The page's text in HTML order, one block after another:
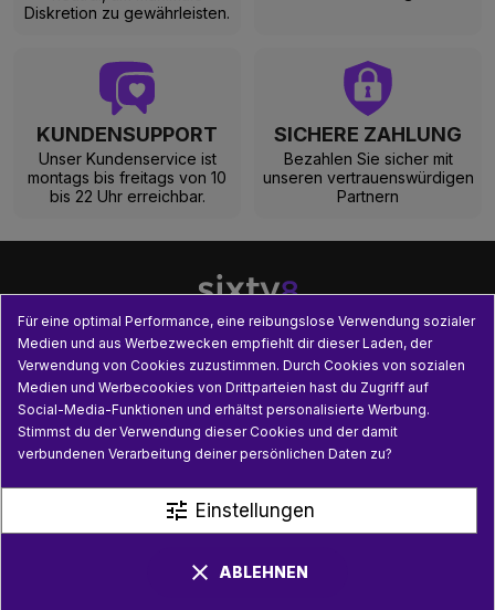
Diskretion zu gewährleisten.
KUNDENSUPPORT
Unser Kundenservice ist
montags bis freitags von 10
bis 22 Uhr erreichbar.
SICHERE ZAHLUNG
Bezahlen Sie sicher mit
unseren vertrauenswürdigen
Partnern
UNSERE PRODUKTE 
PRAKTISCHE INFORMATIONEN
NÜTZLICHE LINKS 
Für eine optimal Performance, eine reibungslose Verwendung sozialer
Medien und aus Werbezwecken empfiehlt dir dieser Laden, der
Verwendung von Cookies zuzustimmen. Durch Cookies von sozialen
Medien und Werbecookies von Drittparteien hast du Zugriff auf
Social-Media-Funktionen und erhältst personalisierte Werbung.
Stimmst du der Verwendung dieser Cookies und der damit
verbundenen Verarbeitung deiner persönlichen Daten zu?
tune Einstellungen
clear ABLEHNEN